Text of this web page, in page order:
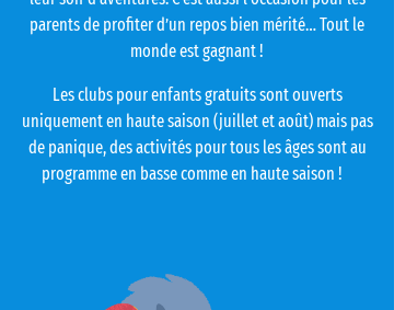
parents de profiter d’un repos bien mérité… Tout le
monde est gagnant !
Les clubs pour enfants gratuits sont ouverts
uniquement en haute saison (juillet et août) mais pas
de panique, des activités pour tous les âges sont au
programme en basse comme en haute saison !